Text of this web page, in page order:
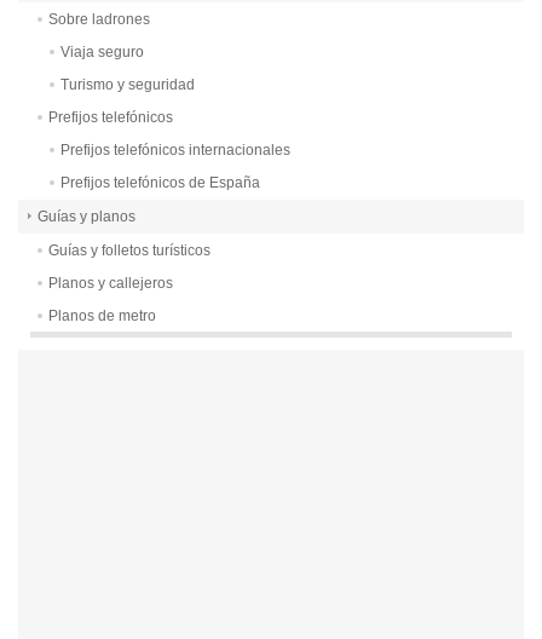
Sobre ladrones
Viaja seguro
Turismo y seguridad
Prefijos telefónicos
Prefijos telefónicos internacionales
Prefijos telefónicos de España
Guías y planos
Guías y folletos turísticos
Planos y callejeros
Planos de metro